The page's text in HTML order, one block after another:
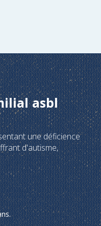
asbl
une déficience
d'autisme,